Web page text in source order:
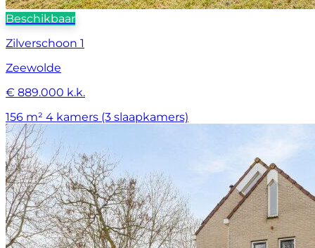
Beschikbaar
Zilverschoon 1
Zeewolde
€ 889.000 k.k.
156 m² 4 kamers (3 slaapkamers)